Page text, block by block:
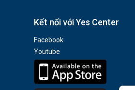
Kết nối với Yes Center
Facebook
Youtube